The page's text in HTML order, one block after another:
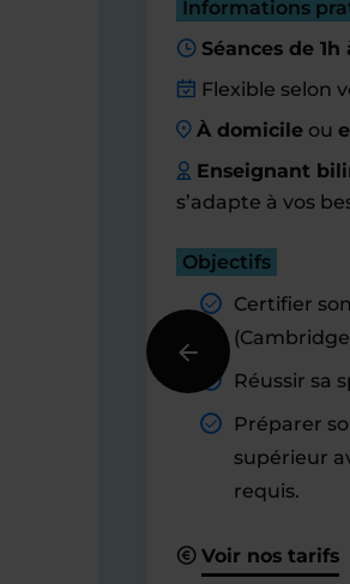
Informations
Séances de 1h
Flexible selon
À domicileou
Enseignant
s’adapte à vos
Objectifs
Certifier
Réussir sa
Préparer
supérieur
requis.
Voir nos tarifs